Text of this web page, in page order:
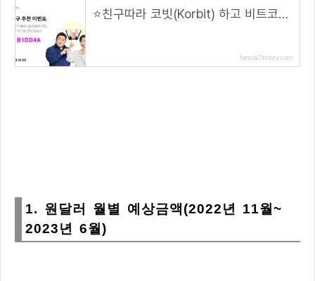
⭐️친구따라 코빗(Korbit) 하고 비트코인 받자! 🌟( 추천 코드 : B1DD4A )
barista7.tistory.com
1. 원달러 월별 예상금액(2022년 11월~
2023년 6월)